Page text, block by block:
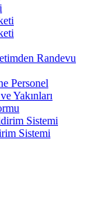
Randevu
Personel
Yakınları
Sistemi
Sistemi